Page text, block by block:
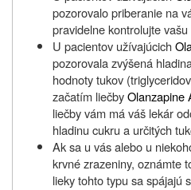
pozorovalo priberanie na
pravidelne kontrolujte
U pacientov užívajúcich
pozorovala zvýšená
hodnoty tukov
začatím liečbyOlanzapine
liečby vám má váš lekár
hladinu cukru a určitých
Ak sa u vás alebo u
krvné zrazeniny, oznámte
lieky tohto typu sa spájajú